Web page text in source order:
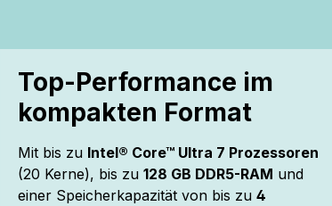
Top-Performance im
kompakten Format
Mit bis zu Intel® Core™ Ultra 7 Prozessoren
(20 Kerne), bis zu 128 GB DDR5-RAM und
einer Speicherkapazität von bis zu 4